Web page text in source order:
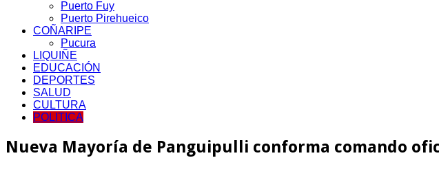
Puerto Fuy
Puerto Pirehueico
COÑARIPE
Pucura
LIQUIÑE
EDUCACIÓN
DEPORTES
SALUD
CULTURA
POLITICA
Nueva Mayoría de Panguipulli conforma comando